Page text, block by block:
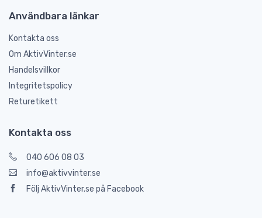
Användbara länkar
Kontakta oss
Om AktivVinter.se
Handelsvillkor
Integritetspolicy
Returetikett
Kontakta oss
040 606 08 03
info@aktivvinter.se
Följ AktivVinter.se på Facebook